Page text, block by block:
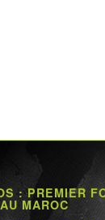
: PREMIER
MAROC